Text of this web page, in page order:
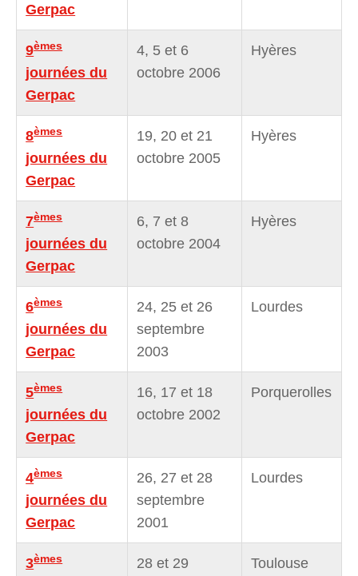
Gerpac
9èmes
journées du
Gerpac
4, 5 et 6
octobre 2006
Hyères
8èmes
journées du
Gerpac
19, 20 et 21
octobre 2005
Hyères
7èmes
journées du
Gerpac
6, 7 et 8
octobre 2004
Hyères
6èmes
journées du
Gerpac
24, 25 et 26
septembre
2003
Lourdes
5èmes
journées du
Gerpac
16, 17 et 18
octobre 2002
Porquerolles
4èmes
journées du
Gerpac
26, 27 et 28
septembre
2001
Lourdes
3èmes
28 et 29
Toulouse